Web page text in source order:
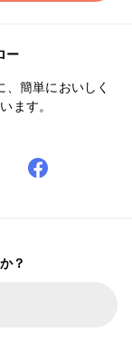
ー
、簡単においしく
ます。
？